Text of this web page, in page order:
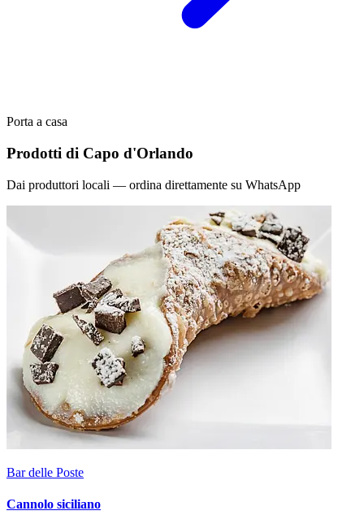
Porta a casa
Prodotti di Capo d'Orlando
Dai produttori locali — ordina direttamente su WhatsApp
Bar delle Poste
Cannolo siciliano